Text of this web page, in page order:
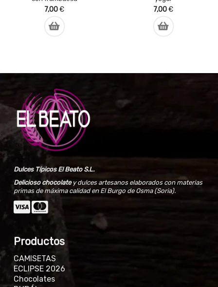
7,00€ 7,00€
Dulces Típicos El Beato S.L.
Delicioso chocolatey dulces artesanos elaborados con materias
primas de máxima calidad en El Burgo de Osma (Soria).
Productos
CAMISETAS
ECLIPSE 2026
Chocolates